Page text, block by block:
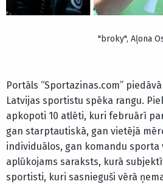
"broky", Aļona
Portāls “Sportazinas.com”
Latvijas sportistu spēka rangu.
apkopoti 10 atlēti, kuri februārī
gan starptautiskā, gan vietējā
individuālos, gan komandu sporta
aplūkojams saraksts, kurā
sportisti, kuri sasnieguši vērā